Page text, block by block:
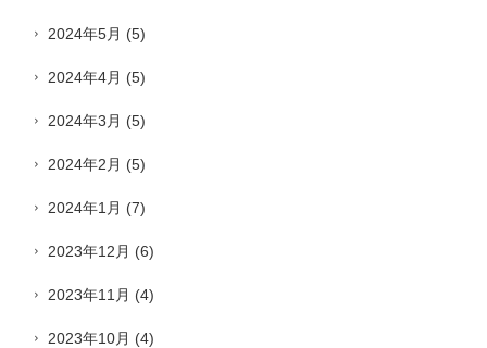
2024年5月 (5)
2024年4月 (5)
2024年3月 (5)
2024年2月 (5)
2024年1月 (7)
2023年12月 (6)
2023年11月 (4)
2023年10月 (4)